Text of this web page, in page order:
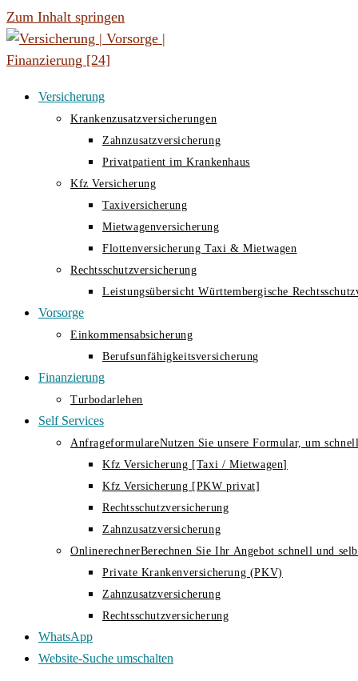
Zum Inhalt springen
Versicherung
Krankenzusatzversicherungen
Zahnzusatzversicherung
Privatpatient im Krankenhaus
Kfz Versicherung
Taxiversicherung
Mietwagenversicherung
Flottenversicherung Taxi & Mietwagen
Rechtsschutzversicherung
Leistungsübersicht Württembergische
Vorsorge
Einkommensabsicherung
Berufsunfähigkeitsversicherung
Finanzierung
Turbodarlehen
Self Services
AnfrageformulareNutzen Sie unsere Formular, um
Kfz Versicherung [Taxi / Mietwagen]
Kfz Versicherung [PKW privat]
Rechtsschutzversicherung
Zahnzusatzversicherung
OnlinerechnerBerechnen Sie Ihr Angebot schnell und
Private Krankenversicherung (PKV)
Zahnzusatzversicherung
Rechtsschutzversicherung
WhatsApp
Website-Suche umschalten